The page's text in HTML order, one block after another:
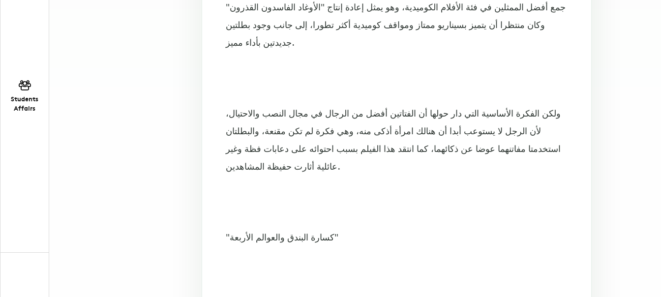
Students
Affairs
جمع أفضل الممثلين في فئة الأفلام الكوميدية، وهو يمثل إعادة إنتاج "الأوغاد الفاسدون القذرون"
وكان منتظرا أن يتميز بسيناريو ممتاز ومواقف كوميدية أكثر تطورا، إلى جانب وجود بطلتين
جديدتين بأداء مميز.
ولكن الفكرة الأساسية التي دار حولها أن الفتاتين أفضل من الرجال في مجال النصب والاحتيال،
لأن الرجل لا يستوعب أبدا أن هنالك امرأة أذكى منه، وهي فكرة لم تكن مقنعة، والبطلتان
استخدمتا مفاتنهما عوضا عن ذكائهما، كما انتقد هذا الفيلم بسبب احتوائه على دعابات فظة وغير
عائلية أثارت حفيظة المشاهدين.
"كسارة البندق والعوالم الأربعة"